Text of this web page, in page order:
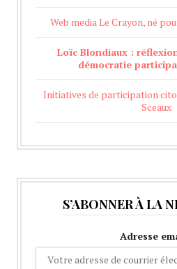
Web media Le Crayon, né
Loïc Blondiaux :
démocratie
Initiatives de participation
Sceaux
S’ABONNER À LA
Adresse